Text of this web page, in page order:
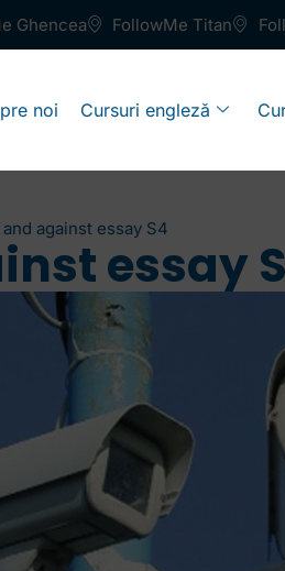
Ghencea FollowMe Titan
noi Cursuri engleză
and against essay S4
essay